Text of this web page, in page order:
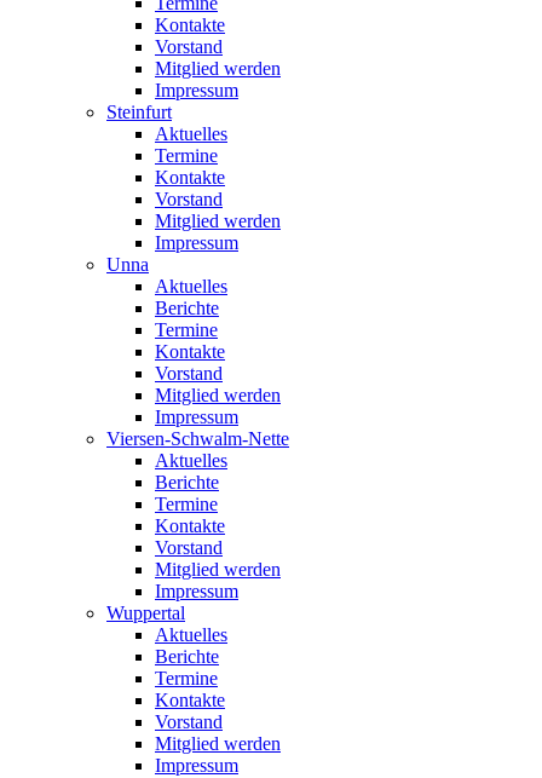
Kontakte
Vorstand
Mitglied werden
Impressum
Steinfurt
Aktuelles
Termine
Kontakte
Vorstand
Mitglied werden
Impressum
Unna
Aktuelles
Berichte
Termine
Kontakte
Vorstand
Mitglied werden
Impressum
Viersen-Schwalm-Nette
Aktuelles
Berichte
Termine
Kontakte
Vorstand
Mitglied werden
Impressum
Wuppertal
Aktuelles
Berichte
Termine
Kontakte
Vorstand
Mitglied werden
Impressum